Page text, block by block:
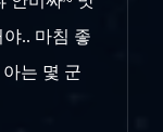
.. 마침 좋
는 몇 군